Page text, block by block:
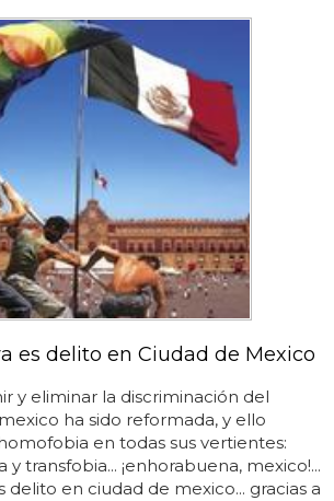
es delito en Ciudad de Mexico
y eliminar la discriminación del
ha sido reformada, y ello
en todas sus vertientes:
y transfobia... ¡enhorabuena, mexico!...
delito en ciudad de mexico... gracias a